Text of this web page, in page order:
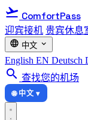
flight_takeoff ComfortPass
迎宾接机 贵宾休息
language 中文 expand_more
English EN Deutsch
search 查找您的机场
🌐 中文 ▾